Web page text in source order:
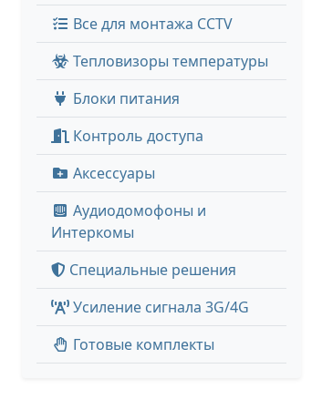
Все для монтажа CCTV
Тепловизоры температуры
Блоки питания
Контроль доступа
Аксессуары
Аудиодомофоны и
Интеркомы
Специальные решения
Усиление сигнала 3G/4G
Готовые комплекты